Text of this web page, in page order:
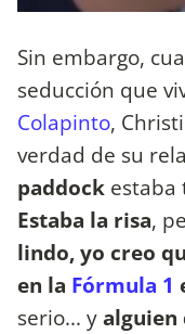
Sin embargo,
seducción que
Colapinto,
verdad de su
paddock estaba
Estaba la risa,
lindo, yo creo
en la Fórmula 1
serio... yalguien